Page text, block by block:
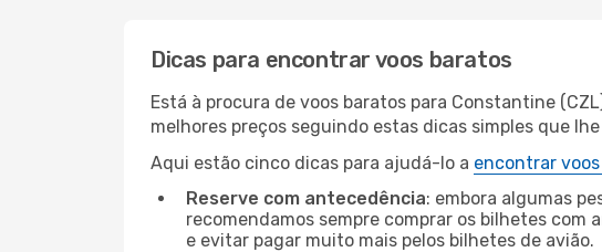
Dicas para encontrar voos baratos
Está à procura de voos baratos para Constantine
melhores preços seguindo estas dicas simples que
Aqui estão cinco dicas para ajudá-lo a encontrar
Reserve com antecedência: embora algumas
recomendamos sempre comprar os bilhetes
e evitar pagar muito mais pelos bilhetes de avião.